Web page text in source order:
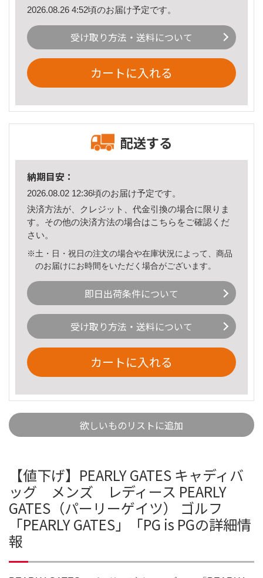
2026.08.26 4:52頃のお届け予定です。
受け取り方法・送料について
カートに入れる
配送する
納期目安：
2026.08.02 12:36頃のお届け予定です。
決済方法が、クレジット、代金引換の場合に限りま
す。その他の決済方法の場合はこちら をご確認くだ
さい。
※土・日・祝日の注文の場合や在庫状況によって、商品
のお届けにお時間をいただく場合がございます。
即日出荷条件について
受け取り方法・送料について
カートに入れる
欲しいものリストに追加
【値下げ】PEARLY GATES キャディバ
ッグ メンズ レディース PEARLY
GATES（パーリーゲイツ） ゴルフ
「PEARLY GATES」「PG is PGの詳細情
報